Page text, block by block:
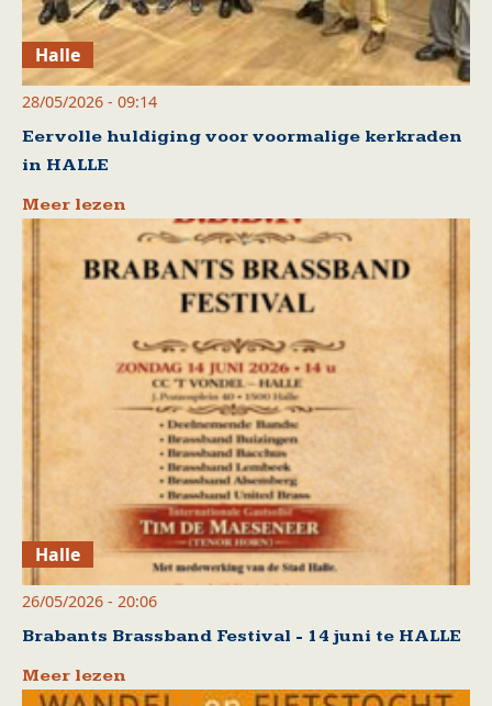
Halle
28/05/2026 - 09:14
Eervolle huldiging voor voormalige kerkraden
in HALLE
Meer lezen
Halle
26/05/2026 - 20:06
Brabants Brassband Festival - 14 juni te HALLE
Meer lezen